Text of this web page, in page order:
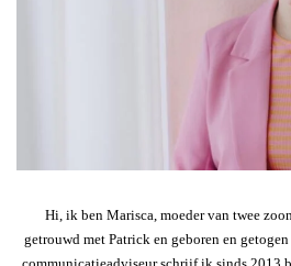
Hi, ik ben Marisca, moeder van twee
getrouwd met Patrick en geboren en